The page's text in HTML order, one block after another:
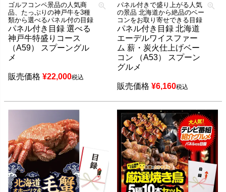
ゴルフコンペ景品の人気商
品、たっぷりの神戸牛を3種
類から選べるパネル付の目録
パネル付き目録 選べる
神戸牛特盛りコース
（A59） スプーングル
メ
販売価格 ¥22,000税込
パネル付きで盛り上がる人気
の景品 北海道から絶品のベー
コンをお取り寄せできる目録
パネル付き目録 北海道
エーデルワイスファー
ム 薪・炭火仕上げベー
コン （A53） スプーン
グルメ
販売価格 ¥6,160税込